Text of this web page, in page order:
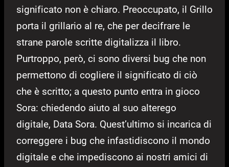
significato non è chiaro. Preoccupato, il Grillo
porta il grillario al re, che per decifrare le
strane parole scritte digitalizza il libro.
Purtroppo, però, ci sono diversi bug che non
permettono di cogliere il significato di ciò
che è scritto; a questo punto entra in gioco
Sora: chiedendo aiuto al suo alterego
digitale, Data Sora. Quest’ultimo si incarica di
correggere i bug che infastidiscono il mondo
digitale e che impediscono ai nostri amici di